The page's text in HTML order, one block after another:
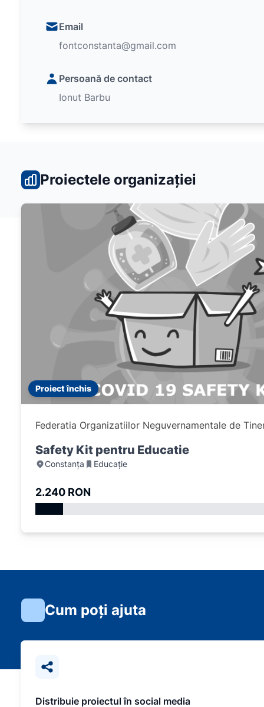
Email
fontconstanta@gmail.com
Persoană de contact
Ionut Barbu
Proiectele organizației
Proiect închis
Federatia Organizatiilor Neguvernamentale de
Safety Kit pentru Educatie
Constanța Educație
2.240 RON
Cum poți ajuta
Distribuie proiectul în social media